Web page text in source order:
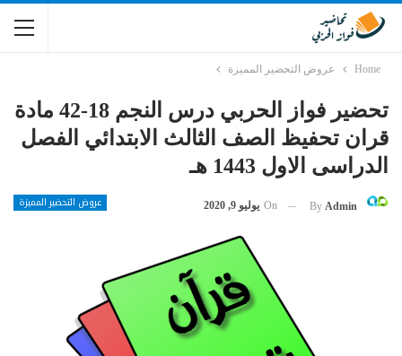
Home عروض التحضير المميزة
تحضير فواز الحربي درس النجم 18-42 مادة
قران تحفيظ الصف الثالث الابتدائي الفصل
الدراسى الاول 1443 هـ
عروض التحضير المميزة By Admin
On يوليو 9, 2020